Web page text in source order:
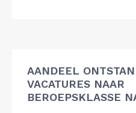
AANDEEL
VACATURES NAAR
BEROEPSKLASSE